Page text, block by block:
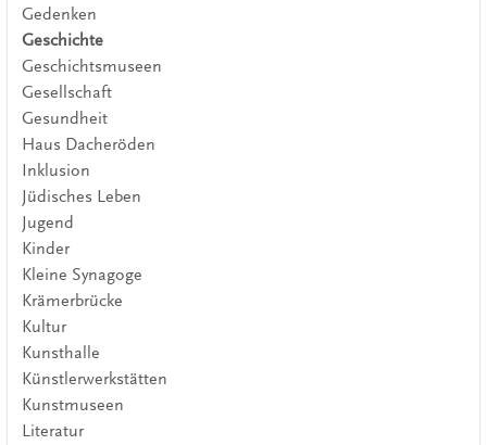
Gedenken
Geschichte
Geschichtsmuseen
Gesellschaft
Gesundheit
Haus Dacheröden
Inklusion
Jüdisches Leben
Jugend
Kinder
Kleine Synagoge
Krämerbrücke
Kultur
Kunsthalle
Künstlerwerkstätten
Kunstmuseen
Literatur